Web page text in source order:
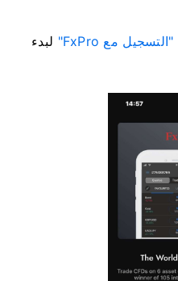
"التسجيل مع FxPro"
لبدء